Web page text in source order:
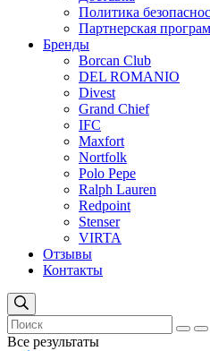
Политика
Партнерская
Бренды
Borcan Club
DEL ROMANIO
Divest
Grand Chief
IFC
Maxfort
Nortfolk
Polo Pepe
Ralph Lauren
Redpoint
Stenser
VIRTA
Отзывы
Контакты
Все результаты